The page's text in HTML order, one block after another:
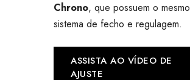
Chrono, que possuem o mesmo
sistema de fecho e regulagem.
ASSISTA AO VÍDEO DE
AJUSTE